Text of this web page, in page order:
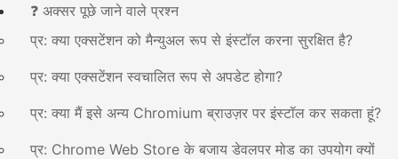
❓ अक्सर पूछे जाने वाले प्रश्न
प्र: क्या एक्सटेंशन को मैन्युअल रूप से इंस्टॉल करना सुरक्षित है?
प्र: क्या एक्सटेंशन स्वचालित रूप से अपडेट होगा?
प्र: क्या मैं इसे अन्य Chromium ब्राउज़र पर इंस्टॉल कर सकता हूं?
प्र: Chrome Web Store के बजाय डेवलपर मोड का उपयोग क्यों